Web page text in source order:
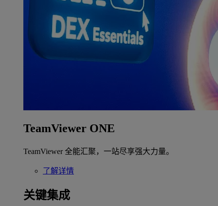
TeamViewer ONE
TeamViewer 全能汇聚，一站尽享强大力量。
了解详情
关键集成